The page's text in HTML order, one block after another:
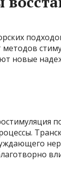
методов
новые